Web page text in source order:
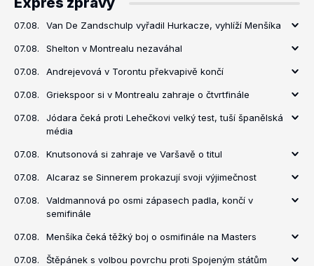
07.08. Van De Zandschulp vyřadil Hurkacze, vyhlíží Menšíka
07.08. Shelton v Montrealu nezaváhal
07.08. Andrejevová v Torontu překvapivě končí
07.08. Griekspoor si v Montrealu zahraje o čtvrtfinále
07.08.
Jódara čeká proti Lehečkovi velký test, tuší španělská
média
07.08. Knutsonová si zahraje ve Varšavě o titul
07.08. Alcaraz se Sinnerem prokazují svoji výjimečnost
07.08.
Valdmannová po osmi zápasech padla, končí v
semifinále
07.08. Menšíka čeká těžký boj o osmifinále na Masters
07.08.
Štěpánek s volbou povrchu proti Spojeným státům